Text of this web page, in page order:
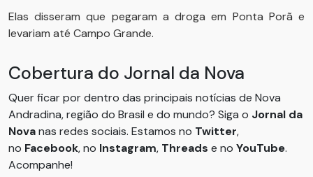
Elas disseram que pegaram a droga em Ponta Porã e
levariam até Campo Grande.
Cobertura do Jornal da Nova
Quer ficar por dentro das principais notícias de Nova
Andradina, região do Brasil e do mundo? Siga o Jornal da
Novanas redes sociais. Estamos no Twitter,
no Facebook, no Instagram, Threads e no YouTube.
Acompanhe!